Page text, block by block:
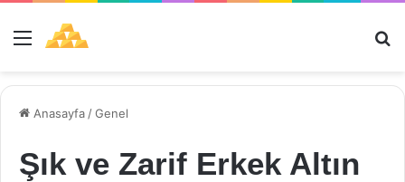
Menü
Anasayfa /Genel
Şık ve Zarif Erkek Altın